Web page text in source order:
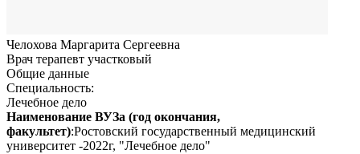
Челохова Маргарита Сергеевна
Врач терапевт участковый
Общие данные
Специальность:
Лечебное дело
Наименование ВУЗа (год окончания,
факультет):Ростовский государственный медицинский
университет -2022г, "Лечебное дело"